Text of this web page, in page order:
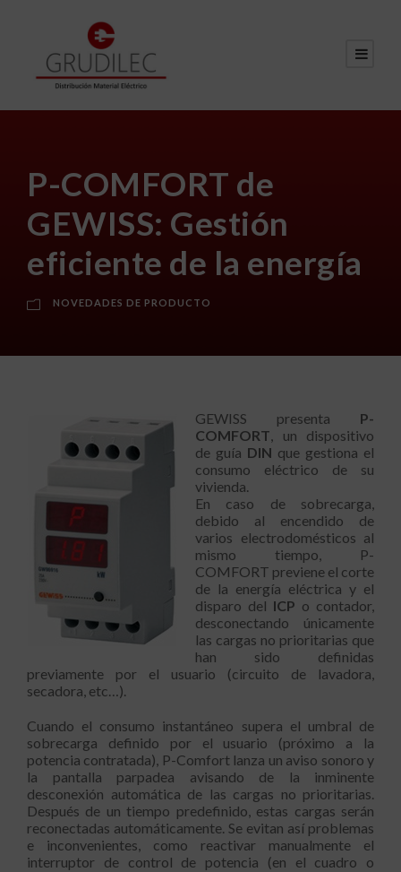
P-COMFORT de
GEWISS: Gestión
eficiente de la energía
NOVEDADES DE PRODUCTO
GEWISS presenta P-
COMFORT, un dispositivo
de guía DIN que gestiona el
consumo eléctrico de su
vivienda.
En caso de sobrecarga,
debido al encendido de
varios electrodomésticos al
mismo tiempo, P-
COMFORT previene el corte
de la energía eléctrica y el
disparo del ICP o contador,
desconectando únicamente
las cargas no prioritarias que
han sido definidas
previamente por el usuario (circuito de lavadora,
secadora, etc…).
Cuando el consumo instantáneo supera el umbral de
sobrecarga definido por el usuario (próximo a la
potencia contratada), P-Comfort lanza un aviso sonoro y
la pantalla parpadea avisando de la inminente
desconexión automática de las cargas no prioritarias.
Después de un tiempo predefinido, estas cargas serán
reconectadas automáticamente. Se evitan así problemas
e inconvenientes, como reactivar manualmente el
interruptor de control de potencia (en el cuadro o